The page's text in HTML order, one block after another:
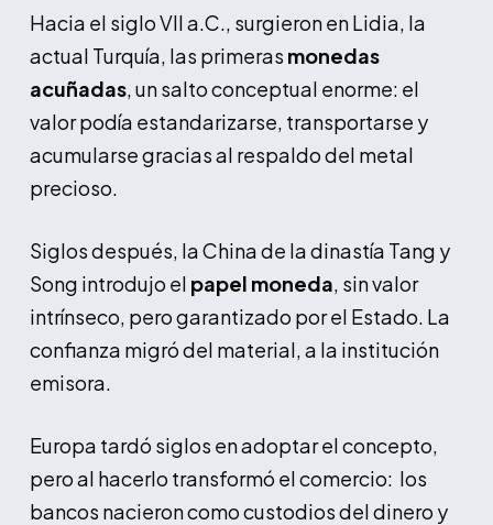
Hacia el siglo VII a.C., surgieron en Lidia, la
actual Turquía, las primeras monedas
acuñadas, un salto conceptual enorme: el
valor podía estandarizarse, transportarse y
acumularse gracias al respaldo del metal
precioso.
Siglos después, la China de la dinastía Tang y
Song introdujo el papel moneda, sin valor
intrínseco, pero garantizado por el Estado. La
confianza migró del material, a la institución
emisora.
Europa tardó siglos en adoptar el concepto,
pero al hacerlo transformó el comercio: los
bancos nacieron como custodios del dinero y